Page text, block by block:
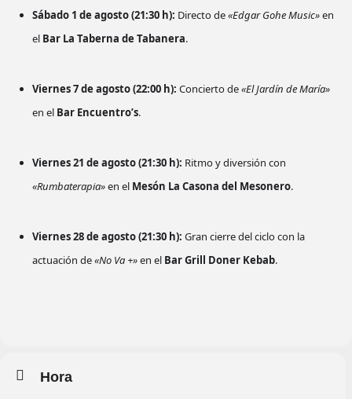
Sábado 1 de agosto (21:30 h): Directo de«Edgar Gohe Music»en
el Bar La Taberna de Tabanera.
Viernes 7 de agosto (22:00 h): Concierto de«El Jardín de María»
en el Bar Encuentro’s.
Viernes 21 de agosto (21:30 h): Ritmo y diversión con
«Rumbaterapia»en el Mesón La Casona del Mesonero.
Viernes 28 de agosto (21:30 h): Gran cierre del ciclo con la
actuación de«No Va +»en el Bar Grill Doner Kebab.
Hora